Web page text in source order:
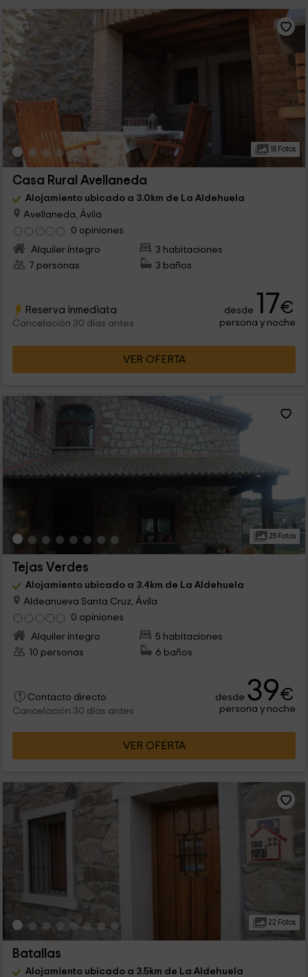
18 Fotos
Casa Rural Avellaneda
Alojamiento ubicado a 3.0km de La Aldehuela
Avellaneda, Ávila
0 opiniones
Alquiler íntegro
3 habitaciones
7 personas
3 baños
Reserva inmediata
Cancelación 30 días antes
desde 17€
persona y noche
VER OFERTA
25 Fotos
Tejas Verdes
Alojamiento ubicado a 3.4km de La Aldehuela
Aldeanueva Santa Cruz, Ávila
0 opiniones
Alquiler íntegro
5 habitaciones
10 personas
6 baños
Contacto directo
Cancelación 30 días antes
desde 39€
persona y noche
VER OFERTA
22 Fotos
Batallas
Alojamiento ubicado a 3.5km de La Aldehuela